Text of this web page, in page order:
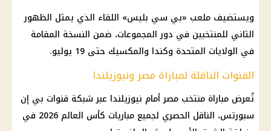
ويستضيف ملعب «بي سي بليس» اللقاء الذي يمثل الظهور
الثاني للمنتخبين في دور المجموعات، ضمن النسخة المقامة
في الولايات المتحدة وكندا والمكسيك حتى 19 يوليو.
القنوات الناقلة لمباراة مصر ونيوزيلندا
تُعرض مباراة منتخب مصر أمام نيوزيلندا عبر شبكة قنوات بي إن
سبورتس، الناقل الحصري لجميع مباريات كأس العالم 2026 في